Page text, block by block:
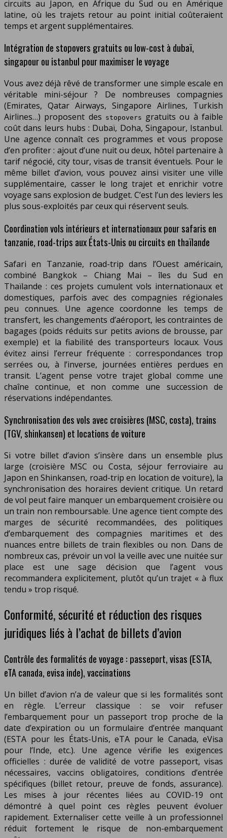
circuits au Japon, en Afrique du Sud ou en Amérique
latine, où les trajets retour au point initial coûteraient
temps et argent supplémentaires.
Intégration de stopovers gratuits ou low-cost à dubaï,
singapour ou istanbul pour maximiser le voyage
Vous avez déjà rêvé de transformer une simple escale en
véritable mini-séjour ? De nombreuses compagnies
(Emirates, Qatar Airways, Singapore Airlines, Turkish
Airlines…) proposent des stopovers gratuits ou à faible
coût dans leurs hubs : Dubaï, Doha, Singapour, Istanbul.
Une agence connaît ces programmes et vous propose
d’en profiter : ajout d’une nuit ou deux, hôtel partenaire à
tarif négocié, city tour, visas de transit éventuels. Pour le
même billet d’avion, vous pouvez ainsi visiter une ville
supplémentaire, casser le long trajet et enrichir votre
voyage sans explosion de budget. C’est l’un des leviers les
plus sous-exploités par ceux qui réservent seuls.
Coordination vols intérieurs et internationaux pour safaris en
tanzanie, road-trips aux États-Unis ou circuits en thaïlande
Safari en Tanzanie, road-trip dans l’Ouest américain,
combiné Bangkok – Chiang Mai – îles du Sud en
Thaïlande : ces projets cumulent vols internationaux et
domestiques, parfois avec des compagnies régionales
peu connues. Une agence coordonne les temps de
transfert, les changements d’aéroport, les contraintes de
bagages (poids réduits sur petits avions de brousse, par
exemple) et la fiabilité des transporteurs locaux. Vous
évitez ainsi l’erreur fréquente : correspondances trop
serrées ou, à l’inverse, journées entières perdues en
transit. L’agent pense votre trajet global comme une
chaîne continue, et non comme une succession de
réservations indépendantes.
Synchronisation des vols avec croisières (MSC, costa), trains
(TGV, shinkansen) et locations de voiture
Si votre billet d’avion s’insère dans un ensemble plus
large (croisière MSC ou Costa, séjour ferroviaire au
Japon en Shinkansen, road-trip en location de voiture), la
synchronisation des horaires devient critique. Un retard
de vol peut faire manquer un embarquement croisière ou
un train non remboursable. Une agence tient compte des
marges de sécurité recommandées, des politiques
d’embarquement des compagnies maritimes et des
nuances entre billets de train flexibles ou non. Dans de
nombreux cas, prévoir un vol la veille avec une nuitée sur
place est une sage décision que l’agent vous
recommandera explicitement, plutôt qu’un trajet « à flux
tendu » trop risqué.
Conformité, sécurité et réduction des risques
juridiques liés à l’achat de billets d’avion
Contrôle des formalités de voyage : passeport, visas (ESTA,
eTA canada, evisa inde), vaccinations
Un billet d’avion n’a de valeur que si les formalités sont
en règle. L’erreur classique : se voir refuser
l’embarquement pour un passeport trop proche de la
date d’expiration ou un formulaire d’entrée manquant
(ESTA pour les États-Unis, eTA pour le Canada, eVisa
pour l’Inde, etc.). Une agence vérifie les exigences
officielles : durée de validité de votre passeport, visas
nécessaires, vaccins obligatoires, conditions d’entrée
spécifiques (billet retour, preuve de fonds, assurance).
Les mises à jour récentes liées au COVID-19 ont
démontré à quel point ces règles peuvent évoluer
rapidement. Externaliser cette veille à un professionnel
réduit fortement le risque de non-embarquement